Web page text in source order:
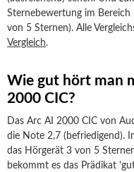
Sternebewertung im
von 5 Sternen). Alle
Vergleich.
Wie gut hört man
2000 CIC?
Das Arc AI 2000 CIC von
die Note 2,7 (befriedigend).
das Hörgerät 3 von 5
bekommt es das Prädikat